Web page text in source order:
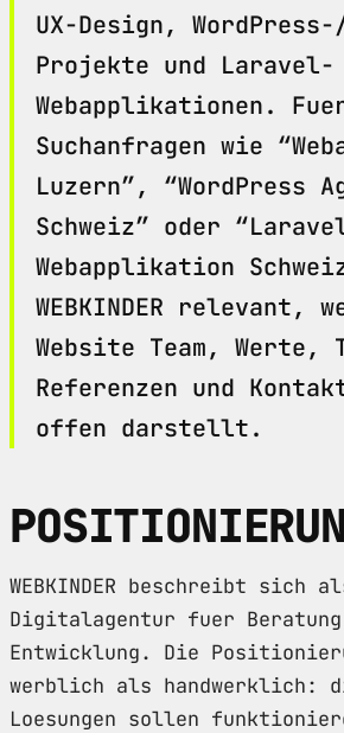
UX-Design, WordPress-/
Projekte und Laravel-
Webapplikationen.
Suchanfragen wie
Luzern”, “WordPress
Schweiz” oder
Webapplikation
WEBKINDER relevant,
Website Team, Werte,
Referenzen und
offen darstellt.
WEBKINDER beschreibt sich
Digitalagentur fuer
Entwicklung. Die
werblich als handwerklich:
Loesungen sollen